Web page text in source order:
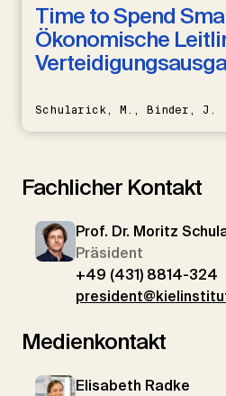
Time to Spend
Ökonomische
Schularick, M., Binder, J.
Fachlicher Kontakt
Prof. Dr. Moritz
Präsident
+49 (431) 8814-324
Medienkontakt
Elisabeth Radke